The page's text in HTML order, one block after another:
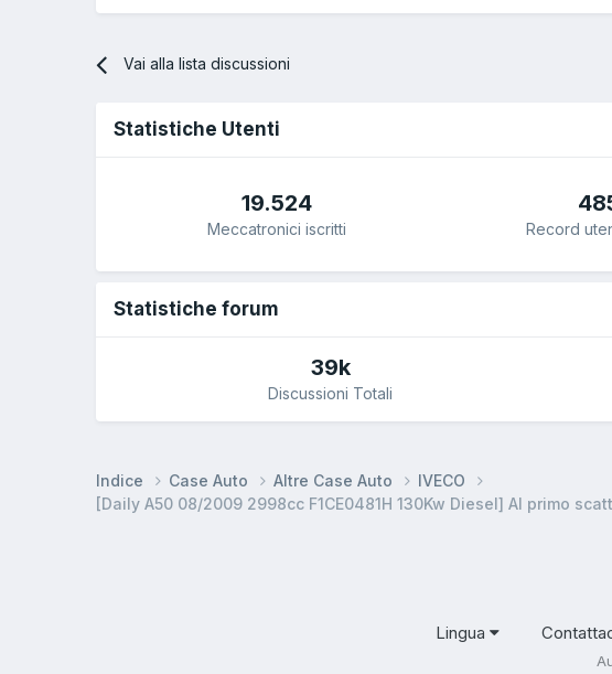
Vai alla lista discussioni
Statistiche Utenti
19.524
Meccatronici iscritti Record
Statistiche forum
39k
Discussioni Totali
Indice Case Auto Altre Case Auto
IVECO
[Daily A50 08/2009 2998cc F1CE0481H 130Kw Diesel] Al primo
Lingua